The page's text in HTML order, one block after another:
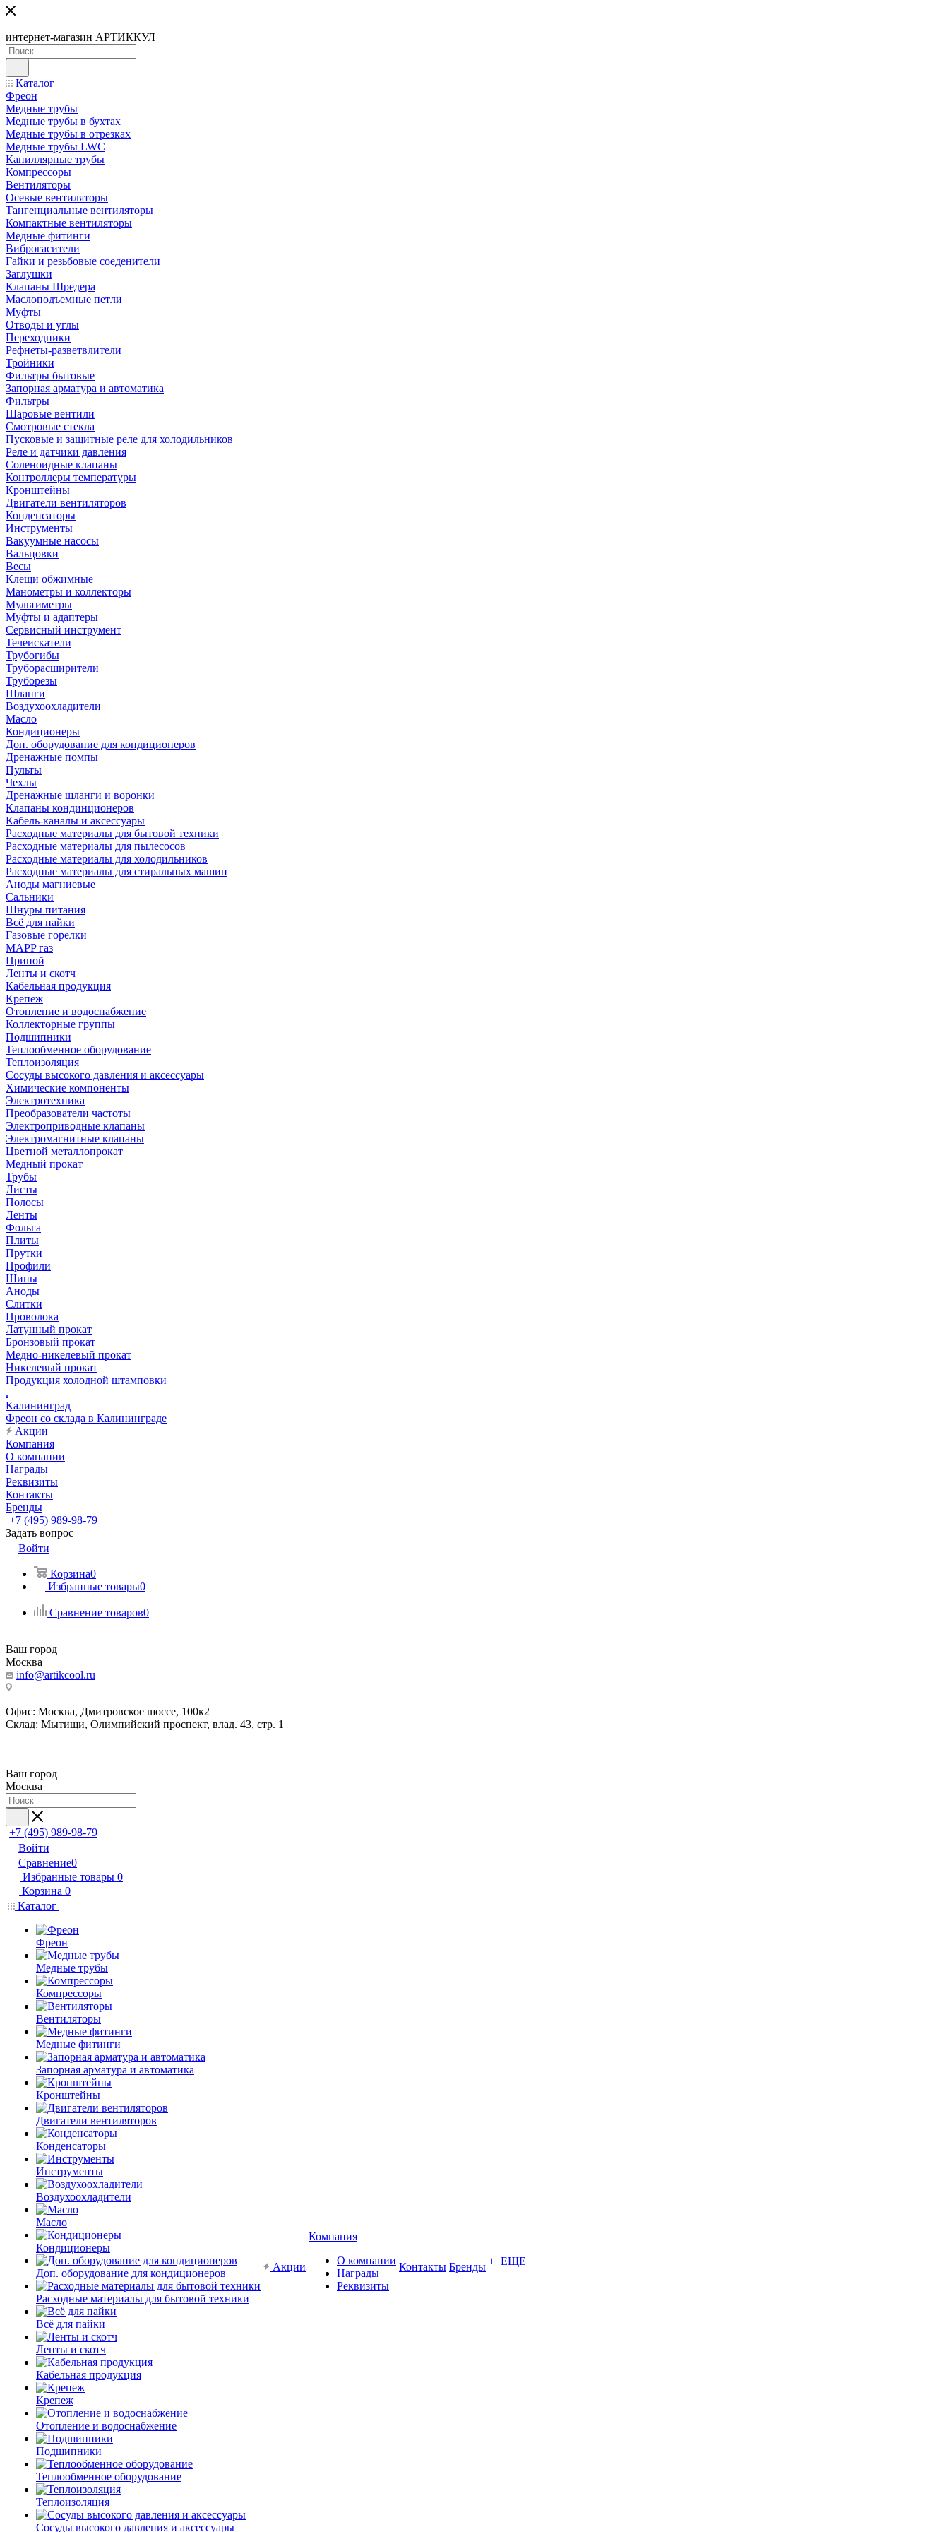
интернет-магазин АРТИККУЛ
Каталог
Фреон
Медные трубы
Медные трубы в бухтах
Медные трубы в отрезках
Медные трубы LWC
Капиллярные трубы
Компрессоры
Вентиляторы
Осевые вентиляторы
Тангенциальные вентиляторы
Компактные вентиляторы
Медные фитинги
Виброгасители
Гайки и резьбовые соеденители
Заглушки
Клапаны Шредера
Маслоподъемные петли
Муфты
Отводы и углы
Переходники
Рефнеты-разветвлители
Тройники
Фильтры бытовые
Запорная арматура и автоматика
Фильтры
Шаровые вентили
Смотровые стекла
Пусковые и защитные реле для холодильников
Реле и датчики давления
Соленоидные клапаны
Контроллеры температуры
Кронштейны
Двигатели вентиляторов
Конденсаторы
Инструменты
Вакуумные насосы
Вальцовки
Весы
Клещи обжимные
Манометры и коллекторы
Мультиметры
Муфты и адаптеры
Сервисный инструмент
Течеискатели
Трубогибы
Труборасширители
Труборезы
Шланги
Воздухоохладители
Масло
Кондиционеры
Доп. оборудование для кондиционеров
Дренажные помпы
Пульты
Чехлы
Дренажные шланги и воронки
Клапаны кондинционеров
Кабель-каналы и аксессуары
Расходные материалы для бытовой техники
Расходные материалы для пылесосов
Расходные материалы для холодильников
Расходные материалы для стиральных машин
Аноды магниевые
Сальники
Шнуры питания
Всё для пайки
Газовые горелки
MAPP газ
Припой
Ленты и скотч
Кабельная продукция
Крепеж
Отопление и водоснабжение
Коллекторные группы
Подшипники
Теплообменное оборудование
Теплоизоляция
Сосуды высокого давления и аксессуары
Химические компоненты
Электротехника
Преобразователи частоты
Электроприводные клапаны
Электромагнитные клапаны
Цветной металлопрокат
Медный прокат
Трубы
Листы
Полосы
Ленты
Фольга
Плиты
Прутки
Профили
Шины
Аноды
Слитки
Проволока
Латунный прокат
Бронзовый прокат
Медно-никелевый прокат
Никелевый прокат
Продукция холодной штамповки
.
Калининград
Фреон со склада в Калининграде
Акции
Компания
О компании
Награды
Реквизиты
Контакты
Бренды
+7 (495) 989-98-79
Задать вопрос
Войти
Корзина0
Избранные товары0
Сравнение товаров0
Ваш город
Москва
info@artikcool.ru
Офис: Москва, Дмитровское шоссе, 100к2
Склад: Мытищи, Олимпийский проспект, влад. 43, стр. 1
Ваш город
Москва
+7 (495) 989-98-79
Войти
Сравнение0
Избранные товары 0
Корзина 0
Каталог
Фреон
Медные трубы
Компрессоры
Вентиляторы
Медные фитинги
Запорная арматура и автоматика
Кронштейны
Двигатели вентиляторов
Конденсаторы
Инструменты
Воздухоохладители
Масло
Кондиционеры
Доп. оборудование для кондиционеров
Расходные материалы для бытовой техники
Всё для пайки
Ленты и скотч
Кабельная продукция
Крепеж
Отопление и водоснабжение
Подшипники
Теплообменное оборудование
Теплоизоляция
Сосуды высокого давления и аксессуары
Акции
Компания
О компании
Награды
Реквизиты
Контакты Бренды + ЕЩЕ